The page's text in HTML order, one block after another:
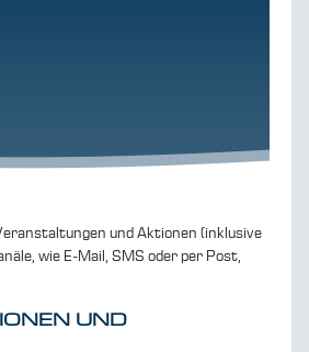
und Aktionen (inklusive
wie E-Mail, SMS oder per Post,
UND